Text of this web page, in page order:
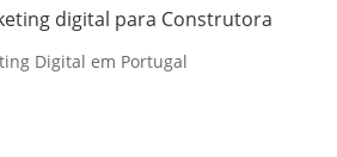
digital para Construtora
Digital em Portugal